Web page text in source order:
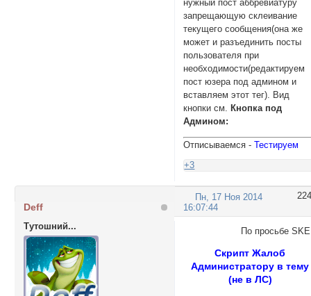
нужный пост аббревиатуру
запрещающую склеивание
текущего сообщения(она же
может и разъединить посты
пользователя при
необходимости(редактируем
пост юзера под админом и
вставляем этот тег). Вид
кнопки см.
Кнопка под
Админом:
Отписываемся -Тестируем
+3
224
Пн, 17 Ноя 2014
16:07:44
Deff
Тутошний...
По просьбе
Скрипт Жалоб
Администратору в тему
(не в ЛС)